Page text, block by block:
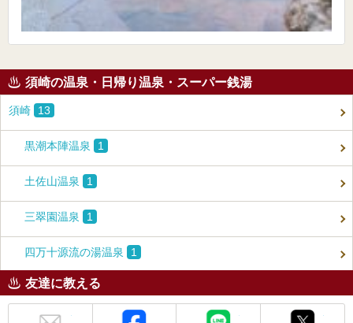
須崎の温泉・日帰り温泉・スーパー銭湯
須崎 13
黒潮本陣温泉 1
土佐山温泉 1
三翠園温泉 1
四万十源流の湯温泉 1
友達に教える